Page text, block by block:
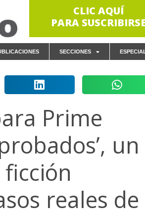
CLIC AQUÍ
PARA
SECCIONES
Prime
un
ficción
reales de